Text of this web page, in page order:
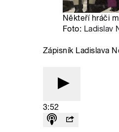
Někteří hráči
Foto: Ladislav
Zápisník Ladislava
3:52